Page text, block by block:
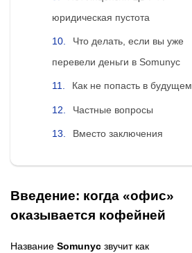
юридическая пустота
Что делать, если вы уже
перевели деньги в Somunyc
Как не попасть в будущем
Частные вопросы
Вместо заключения
Введение: когда «офис»
оказывается кофейней
Название Somunyc звучит как